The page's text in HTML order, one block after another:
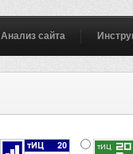
Анализ сайта